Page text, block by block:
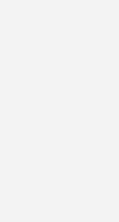
KK
von uns
und
über